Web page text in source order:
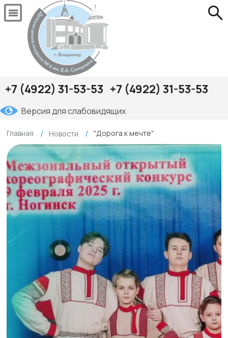
+7 (4922) 31-53-53 +7 (4922) 31-53-53
Версия для слабовидящих
Главная Новости "Дорога к мечте"